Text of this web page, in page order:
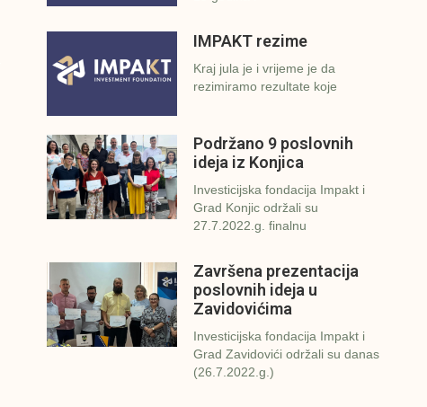
IMPAKT rezime
Kraj jula je i vrijeme je da
rezimiramo rezultate koje
Podržano 9 poslovnih
ideja iz Konjica
Investicijska fondacija Impakt i
Grad Konjic održali su
27.7.2022.g. finalnu
Završena prezentacija
poslovnih ideja u
Zavidovićima
Investicijska fondacija Impakt i
Grad Zavidovići održali su danas
(26.7.2022.g.)